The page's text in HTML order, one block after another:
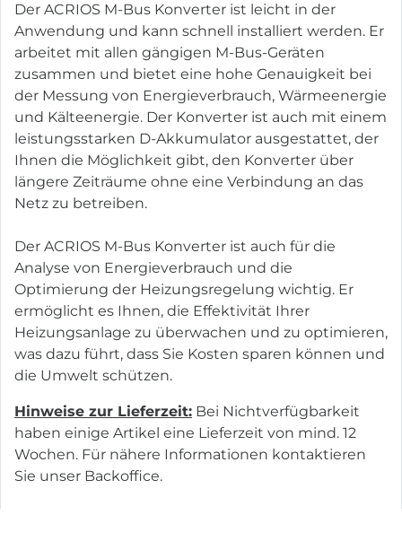
Der ACRIOS M-Bus Konverter ist leicht in der
Anwendung und kann schnell installiert werden. Er
arbeitet mit allen gängigen M-Bus-Geräten
zusammen und bietet eine hohe Genauigkeit bei
der Messung von Energieverbrauch, Wärmeenergie
und Kälteenergie. Der Konverter ist auch mit einem
leistungsstarken D-Akkumulator ausgestattet, der
Ihnen die Möglichkeit gibt, den Konverter über
längere Zeiträume ohne eine Verbindung an das
Netz zu betreiben.
Der ACRIOS M-Bus Konverter ist auch für die
Analyse von Energieverbrauch und die
Optimierung der Heizungsregelung wichtig. Er
ermöglicht es Ihnen, die Effektivität Ihrer
Heizungsanlage zu überwachen und zu optimieren,
was dazu führt, dass Sie Kosten sparen können und
die Umwelt schützen.
Hinweise zur Lieferzeit: Bei Nichtverfügbarkeit
haben einige Artikel eine Lieferzeit von mind. 12
Wochen. Für nähere Informationen kontaktieren
Sie unser Backoffice.